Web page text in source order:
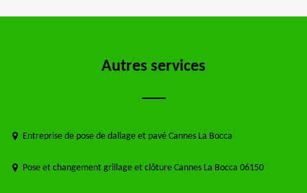
Autres services
Entreprise de pose de dallage et pavé Cannes La Bocca
Pose et changement grillage et clôture Cannes La Bocca 06150